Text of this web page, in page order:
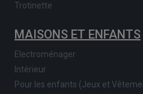
Trotinette
MAISONS ET ENFANTS
Electroménager
Intérieur
Pour les enfants (Jeux et